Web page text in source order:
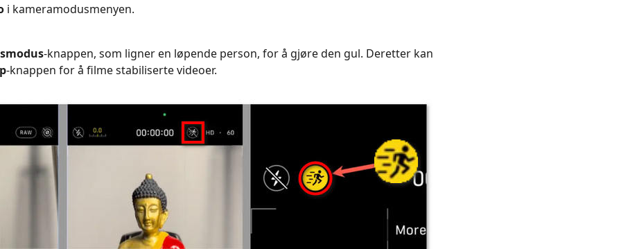
i kameramodusmenyen.
-knappen, som ligner en løpende person, for å gjøre den gul. Deretter kan
-knappen for å filme stabiliserte videoer.